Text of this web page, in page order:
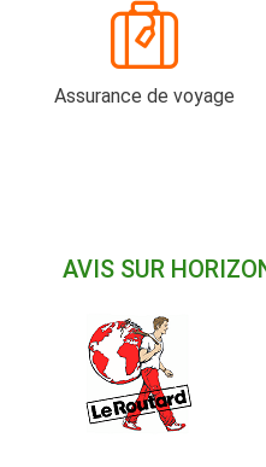
Assurance de voyage
AVIS SUR